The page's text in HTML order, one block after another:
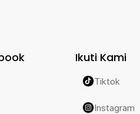
Ikuti Kami
Tiktok
Instagram